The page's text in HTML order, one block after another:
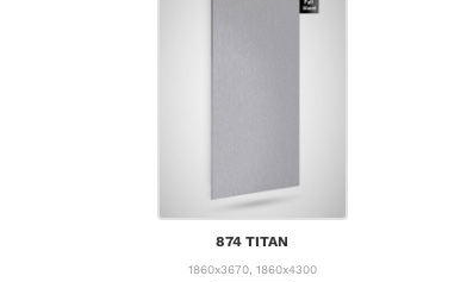
874 TITAN
1860x3670, 1860x4300